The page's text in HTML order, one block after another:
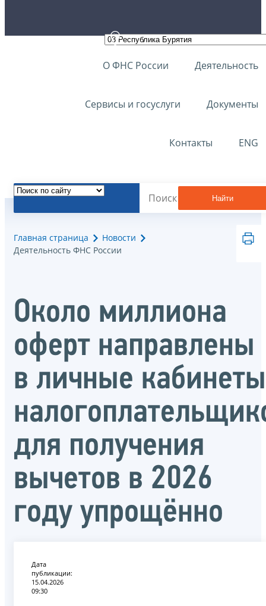
О ФНС России Деятельность
Сервисы и госуслуги Документы
Контакты ENG
Найти
Главная страница
Новости
Деятельность ФНС России
Около миллиона
оферт направлены
в личные кабинеты
для получения
вычетов в 2026
году упрощённо
Дата
публикации:
15.04.2026
09:30